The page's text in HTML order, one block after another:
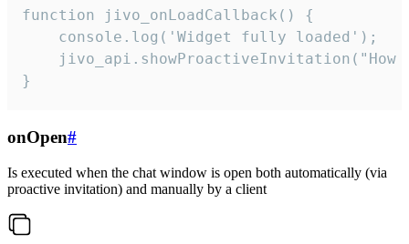
function jivo_onLoadCallback() {
    console.log('Widget fully loaded');
jivo_api.showProactiveInvitation("How
}
onOpen#
Is executed when the chat window is open both automatically (via
proactive invitation) and manually by a client